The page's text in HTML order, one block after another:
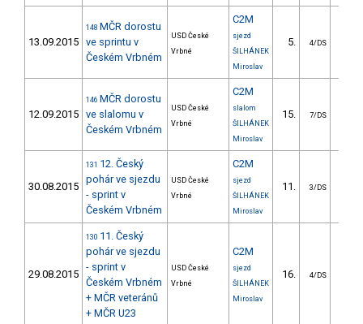
13.09.2015
148 MČR dorostu
ve sprintu v
Českém Vrbném
USD České
Vrbné
C2M
sjezd
ŠILHÁNEK
Miroslav
5. 4/DS
12.09.2015
146 MČR dorostu
ve slalomu v
Českém Vrbném
USD České
Vrbné
C2M
slalom
ŠILHÁNEK
Miroslav
15. 7/DS
30.08.2015
131 12. Český
pohár ve sjezdu
- sprint v
Českém Vrbném
USD České
Vrbné
C2M
sjezd
ŠILHÁNEK
Miroslav
11. 3/DS
29.08.2015
130 11. Český
pohár ve sjezdu
- sprint v
Českém Vrbném
+ MČR veteránů
+ MČR U23
USD České
Vrbné
C2M
sjezd
ŠILHÁNEK
Miroslav
16. 4/DS